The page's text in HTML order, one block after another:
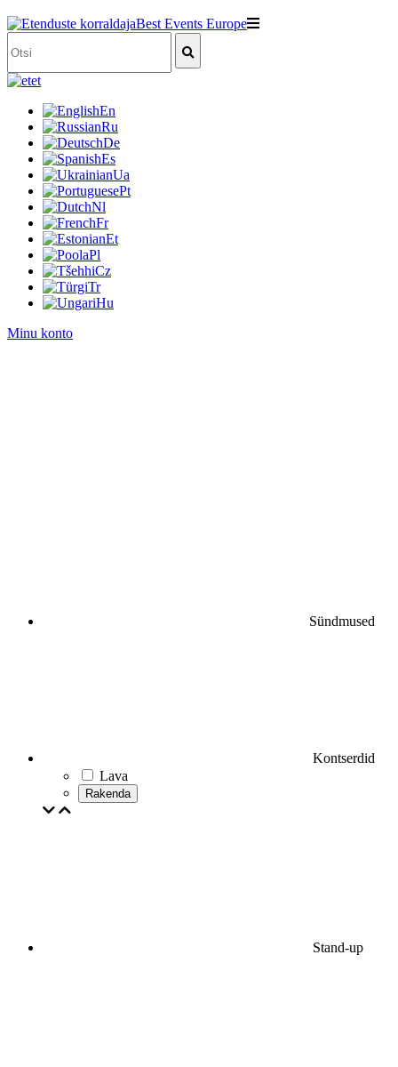
et
En
Ru
De
Es
Ua
Pt
Nl
Fr
Et
Pl
Cz
Tr
Hu
Minu konto
Sündmused
Kontserdid
Lava
Rakenda
Stand-up